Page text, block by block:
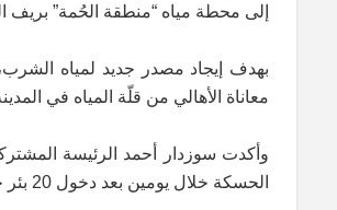
إلى محطة مياه “منطقة الحُمة” بريف
بهدف إيجاد مصدر جديد لمياه
معاناة الأهالي من قلّة المياه في المدينة، ويتضمن المشروع حفر50 بئراً في
وأكدت سوزدار أحمد الرئيسة
الحسكة خلال يومين بعد دخول 20 بئر جديد في الخدمة ليصبح المجموع 25 بئراً وقد تم تشغيل 5 آبار منذ الأول من آب الجاري.